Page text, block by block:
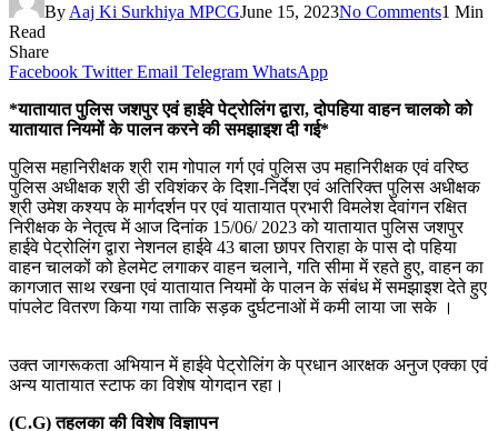
By Aaj Ki Surkhiya MPCGJune 15, 2023No Comments1 Min
Read
Share
Facebook Twitter Email Telegram WhatsApp
*यातायात पुलिस जशपुर एवं हाईवे पेट्रोलिंग द्वारा, दोपहिया वाहन चालको को
यातायात नियमों के पालन करने की समझाइश दी गई*
पुलिस महानिरीक्षक श्री राम गोपाल गर्ग एवं पुलिस उप महानिरीक्षक एवं वरिष्ठ
पुलिस अधीक्षक श्री डी रविशंकर के दिशा-निर्देश एवं अतिरिक्त पुलिस अधीक्षक
श्री उमेश कश्यप के मार्गदर्शन पर एवं यातायात प्रभारी विमलेश देवांगन रक्षित
निरीक्षक के नेतृत्व में आज दिनांक 15/06/ 2023 को यातायात पुलिस जशपुर
हाईवे पेट्रोलिंग द्वारा नेशनल हाईवे 43 बाला छापर तिराहा के पास दो पहिया
वाहन चालकों को हेलमेट लगाकर वाहन चलाने, गति सीमा में रहते हुए, वाहन का
कागजात साथ रखना एवं यातायात नियमों के पालन के संबंध में समझाइश देते हुए
पांपलेट वितरण किया गया ताकि सड़क दुर्घटनाओं में कमी लाया जा सके ।
उक्त जागरूकता अभियान में हाईवे पेट्रोलिंग के प्रधान आरक्षक अनुज एक्का एवं
अन्य यातायात स्टाफ का विशेष योगदान रहा‌।
(C.G) तहलका की विशेष विज्ञापन